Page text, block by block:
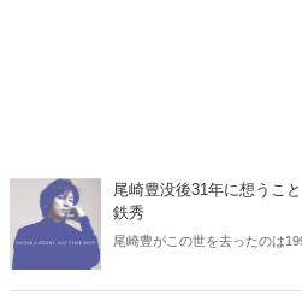
尾崎豊没後31年に想うこ
鉄秀
尾崎豊がこの世を去ったのは